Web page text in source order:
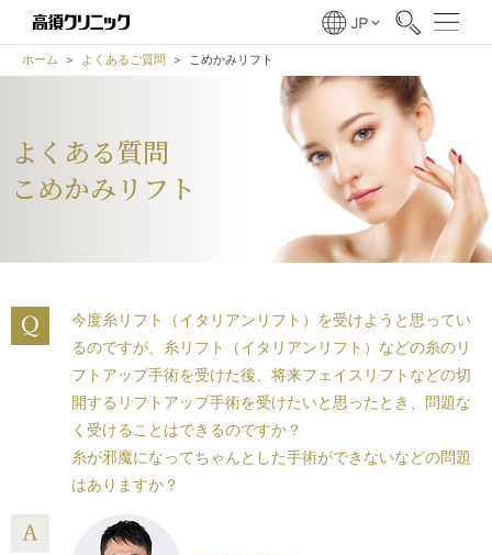
ホーム よくあるご質問 こめかみリフト
よくある質問
こめかみリフト
今度糸リフト（イタリアンリフト） を受けようと思ってい
るのですが、 糸リフト（イタリアンリフト） などの糸のリ
フトアップ手術を受けた後、将来フェイスリフトなどの切
開するリフトアップ手術を受けたいと思ったとき、問題な
く受けることはできるのですか？
糸が邪魔になってちゃんとした手術ができないなどの問題
はありますか？